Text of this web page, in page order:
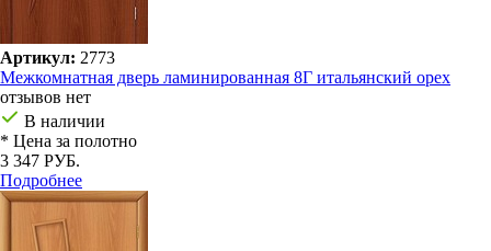
Артикул: 2773
Межкомнатная дверь ламинированная 8Г итальянский орех
отзывов нет
В наличии
* Цена за полотно
3 347 РУБ.
Подробнее